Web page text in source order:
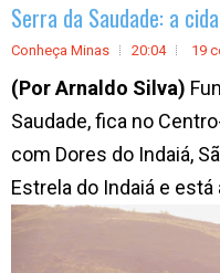
Serra da Saudade: a
Conheça Minas 20:04 19
(Por Arnaldo Silva)
Saudade, fica no
com Dores do Indaiá,
Estrela do Indaiá e